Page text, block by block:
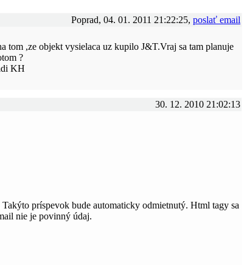
Poprad, 04. 01. 2011 21:22:25, poslať email
tom ,ze objekt vysielaca uz kupilo J&T.Vraj sa tam planuje
?
KH
30. 12. 2010 21:02:13
príspevok bude automaticky odmietnutý. Html tagy sa
nie je povinný údaj.